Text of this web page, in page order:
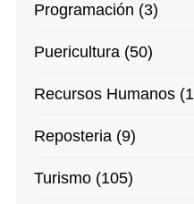
Programación (3)
Puericultura (50)
Recursos Humanos
Reposteria (9)
Turismo (105)